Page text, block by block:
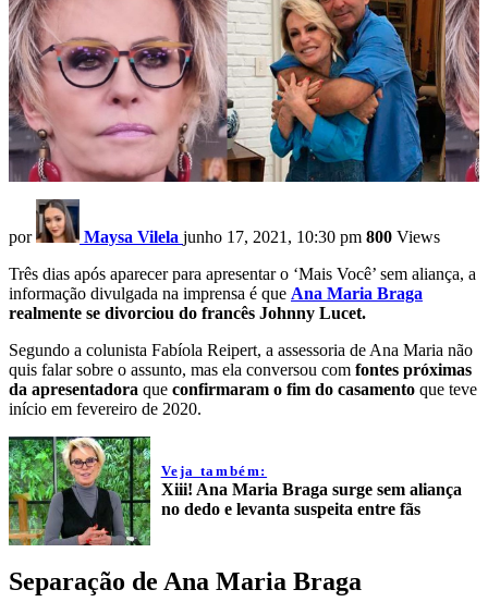
por Maysa Vilela junho 17, 2021, 10:30 pm 800 Views
Três dias após aparecer para apresentar o ‘Mais Você’ sem aliança, a
informação divulgada na imprensa é que Ana Maria Braga
realmente se divorciou do francês Johnny Lucet.
Segundo a colunista Fabíola Reipert, a assessoria de Ana Maria não
quis falar sobre o assunto, mas ela conversou com fontes próximas
da apresentadora que confirmaram o fim do casamento que teve
início em fevereiro de 2020.
Veja também:
Xiii! Ana Maria Braga surge sem aliança
no dedo e levanta suspeita entre fãs
Separação de Ana Maria Braga